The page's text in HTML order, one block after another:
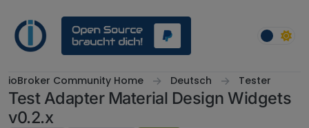
ioBroker Community Home Deutsch Tester
Test Adapter Material Design Widgets
v0.2.x